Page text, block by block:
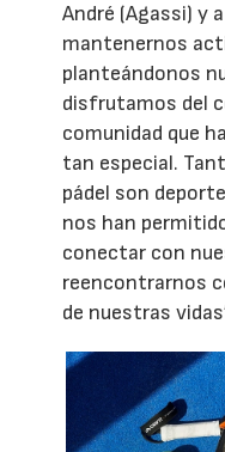
André (Agassi) y
mantenernos
planteándonos
disfrutamos del
comunidad que
tan especial.
pádel son
nos han
conectar con
reencontrarnos
de nuestras